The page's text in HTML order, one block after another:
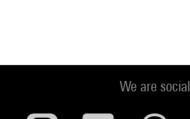
We are social